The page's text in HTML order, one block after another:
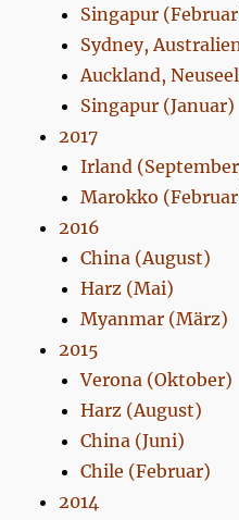
Singapur
Sydney,
Auckland,
Singapur (Januar)
2017
Irland
Marokko
2016
China (August)
Harz (Mai)
Myanmar (März)
2015
Verona (Oktober)
Harz (August)
China (Juni)
Chile (Februar)
2014